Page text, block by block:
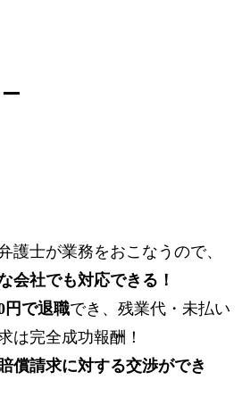
護士が業務をおこなうので、
会社でも対応できる！
円で退職でき、残業代・未払い
は完全成功報酬！
償請求に対する交渉ができ